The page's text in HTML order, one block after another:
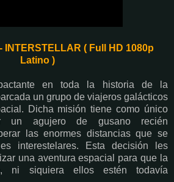
INTERSTELLAR ( Full HD 1080p
Latino )
en toda la historia de la
un grupo de viajeros galácticos
Dicha misión tiene como único
un agujero de gusano recién
las enormes distancias que se
interestelares. Esta decisión les
una aventura espacial para que la
ni siquiera ellos estén todavía